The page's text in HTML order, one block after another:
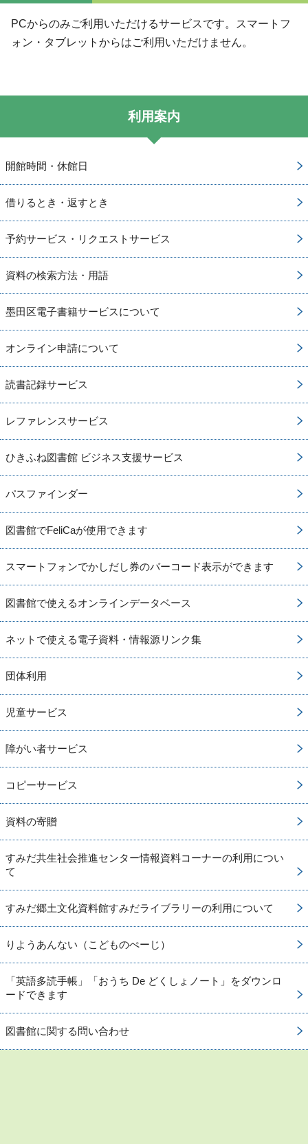
PCからのみご利用いただけるサービスです。スマートフ
ォン・タブレットからはご利用いただけません。
利用案内
開館時間・休館日
借りるとき・返すとき
予約サービス・リクエストサービス
資料の検索方法・用語
墨田区電子書籍サービスについて
オンライン申請について
読書記録サービス
レファレンスサービス
ひきふね図書館 ビジネス支援サービス
パスファインダー
図書館でFeliCaが使用できます
スマートフォンでかしだし券のバーコード表示ができます
図書館で使えるオンラインデータベース
ネットで使える電子資料・情報源リンク集
団体利用
児童サービス
障がい者サービス
コピーサービス
資料の寄贈
すみだ共生社会推進センター情報資料コーナーの利用につい
て
すみだ郷土文化資料館すみだライブラリーの利用について
りようあんない（こどものぺーじ）
「英語多読手帳」「おうち De どくしょノート」をダウンロ
ードできます
図書館に関する問い合わせ